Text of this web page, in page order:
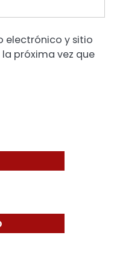
electrónico y sitio
próxima vez que